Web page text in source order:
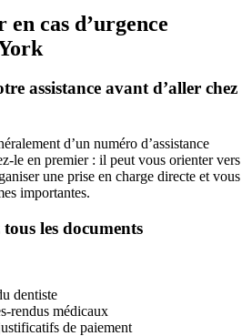
cas d’urgence
assistance avant d’aller chez
d’un numéro d’assistance
le en premier : il peut vous orienter vers
une prise en charge directe et vous
importantes.
les documents
dentiste
rendus médicaux
de paiement